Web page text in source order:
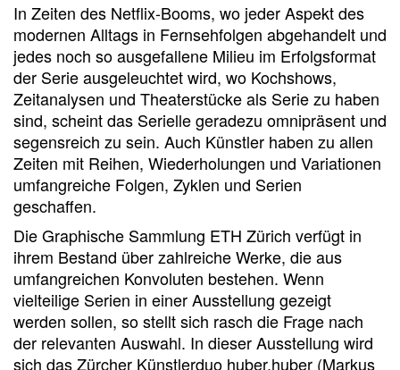
In Zeiten des Netflix-Booms, wo jeder Aspekt des
modernen Alltags in Fernsehfolgen abgehandelt und
jedes noch so ausgefallene Milieu im Erfolgsformat
der Serie ausgeleuchtet wird, wo Kochshows,
Zeitanalysen und Theaterstücke als Serie zu haben
sind, scheint das Serielle geradezu omnipräsent und
segensreich zu sein. Auch Künstler haben zu allen
Zeiten mit Reihen, Wiederholungen und Variationen
umfangreiche Folgen, Zyklen und Serien
geschaffen.
Die Graphische Sammlung ETH Zürich verfügt in
ihrem Bestand über zahlreiche Werke, die aus
umfangreichen Konvoluten bestehen. Wenn
vielteilige Serien in einer Ausstellung gezeigt
werden sollen, so stellt sich rasch die Frage nach
der relevanten Auswahl. In dieser Ausstellung wird
sich das Zürcher Künstlerduo huber.huber (Markus